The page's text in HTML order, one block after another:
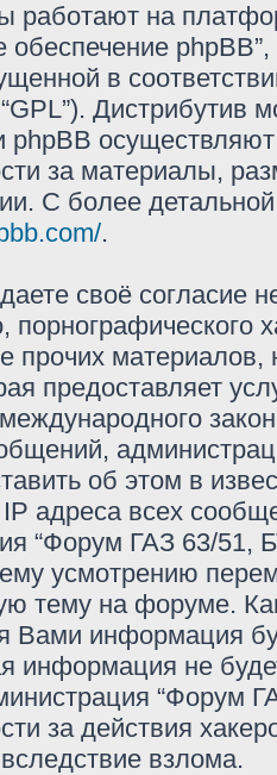
на
обеспечение
в
Дистрибутив
phpBB
за материалы,
С более
.
своё согласие
порнографического
прочих
предоставляет
об этом в
адреса всех
“Форум ГАЗ 63/51,
усмотрению
тему на форуме.
Вами информация
информация не
“Форум
за действия
взлома.